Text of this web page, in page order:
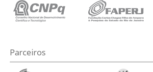
Parceiros